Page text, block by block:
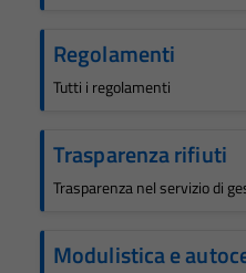
Regolamenti
Tutti i regolamenti
Trasparenza rifiuti
Trasparenza nel servizio di
Modulistica e